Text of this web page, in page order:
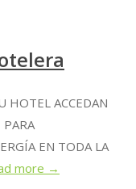
HOTEL ACCEDAN
PARA
EN TODA LA
more →